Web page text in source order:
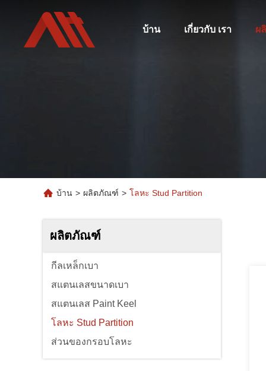
บ้าน เกี่ยวกับ เรา ผ
บ้าน > ผลิตภัณฑ์ > โลหะ Stud Partition
ผลิตภัณฑ์
กีลเหล็กเบา
สแตนเลสขนาดเบา
สแตนเลส Paint Keel
โลหะ Stud Partition
ส่วนของกรอบโลหะ